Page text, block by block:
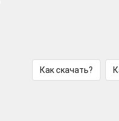
Как скачать?